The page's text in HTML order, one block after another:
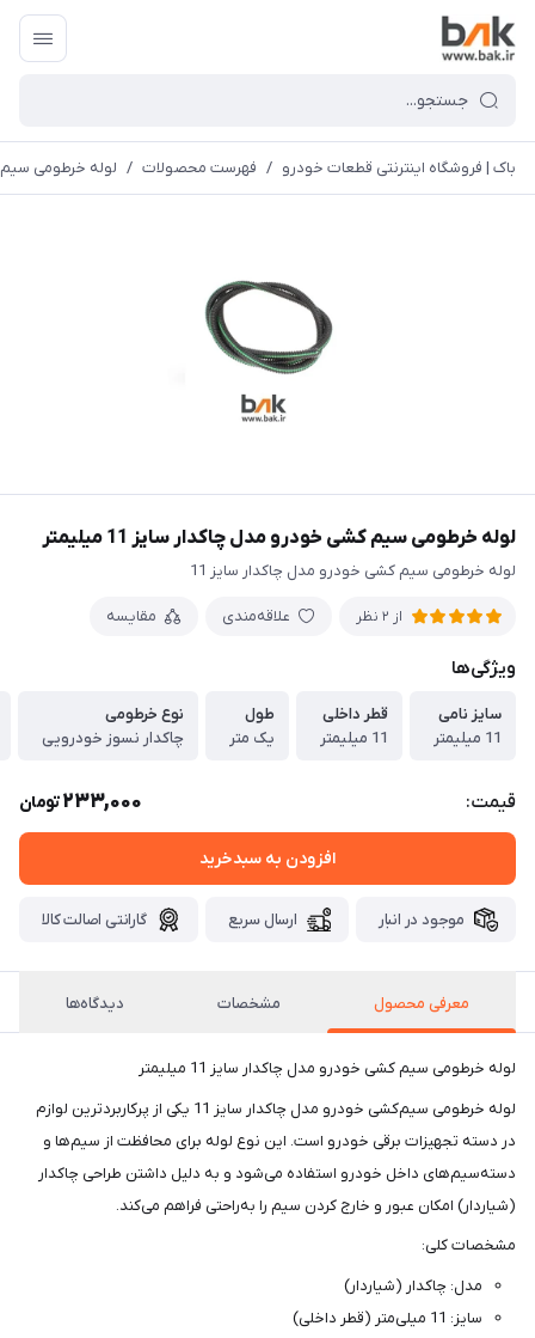
باک | فروشگاه اینترنتی قطعات خودرو / فهرست محصولات / لوله خرطومی سیم
لوله خرطومی سیم کشی خودرو مدل چاکدار سایز 11 میلیمتر
لوله خرطومی سیم کشی خودرو مدل چاکدار سایز 11
از 2 نظر علاقه‌مندی مقایسه
ویژگی‌ها
سایز نامی
11 میلیمتر
قطر داخلی
11 میلیمتر
طول
یک متر
نوع خرطومی
چاکدار نسوز خودرویی
قیمت: 233,000تومان
افزودن به سبدخرید
موجود در انبار ارسال سریع گارانتی اصالت کالا
معرفی محصول مشخصات دیدگاه‌ها
لوله خرطومی سیم کشی خودرو مدل چاکدار سایز 11 میلیمتر
لوله خرطومی سیم‌کشی خودرو مدل چاکدار سایز 11 یکی از پرکاربردترین لوازم
در دسته تجهیزات برقی خودرو است. این نوع لوله برای محافظت از سیم‌ها و
دسته‌سیم‌های داخل خودرو استفاده می‌شود و به دلیل داشتن طراحی چاکدار
(شیاردار) امکان عبور و خارج کردن سیم را به‌راحتی فراهم می‌کند.
مشخصات کلی:
مدل: چاکدار (شیاردار)
سایز: 11 میلی‌متر (قطر داخلی)